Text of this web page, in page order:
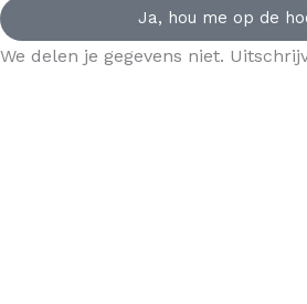
Ja, hou me op de
We delen je gegevens niet.